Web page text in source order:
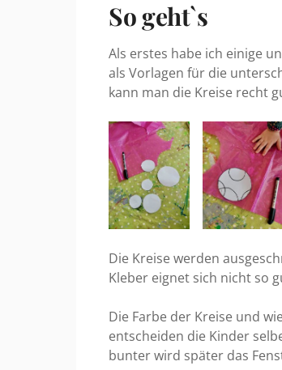
So geht`s
Als erstes habe ich einige
als Vorlagen für die
kann man die Kreise recht
Die Kreise werden
Kleber eignet sich nicht so
Die Farbe der Kreise und
entscheiden die Kinder
bunter wird später das